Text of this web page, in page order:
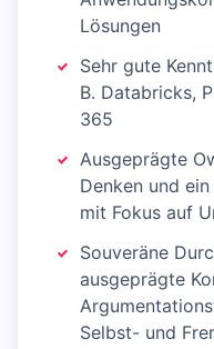
Lösungen
Sehr gute
B. Databricks,
365
Ausgeprägte
Denken und
mit Fokus auf
Souveräne
ausgeprägte
Selbst- und